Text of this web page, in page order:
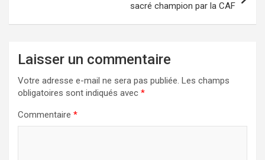
sacré champion par la CAF
Laisser un commentaire
Votre adresse e-mail ne sera pas publiée. Les champs
obligatoires sont indiqués avec *
Commentaire *